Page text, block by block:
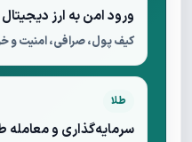
ورود امن به ارز دیجیتال
کیف پول، صرافی، امنیت و
طلا
سرمایه‌گذاری و معامله